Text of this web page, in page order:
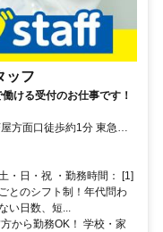
ッフ
ける受付のお仕事です！
方面口徒歩約1分 東急世
・日・祝 ・勤務時間： [1]
とのシフト制！年代問わ
日数、短...
から勤務OK！ 学校・家